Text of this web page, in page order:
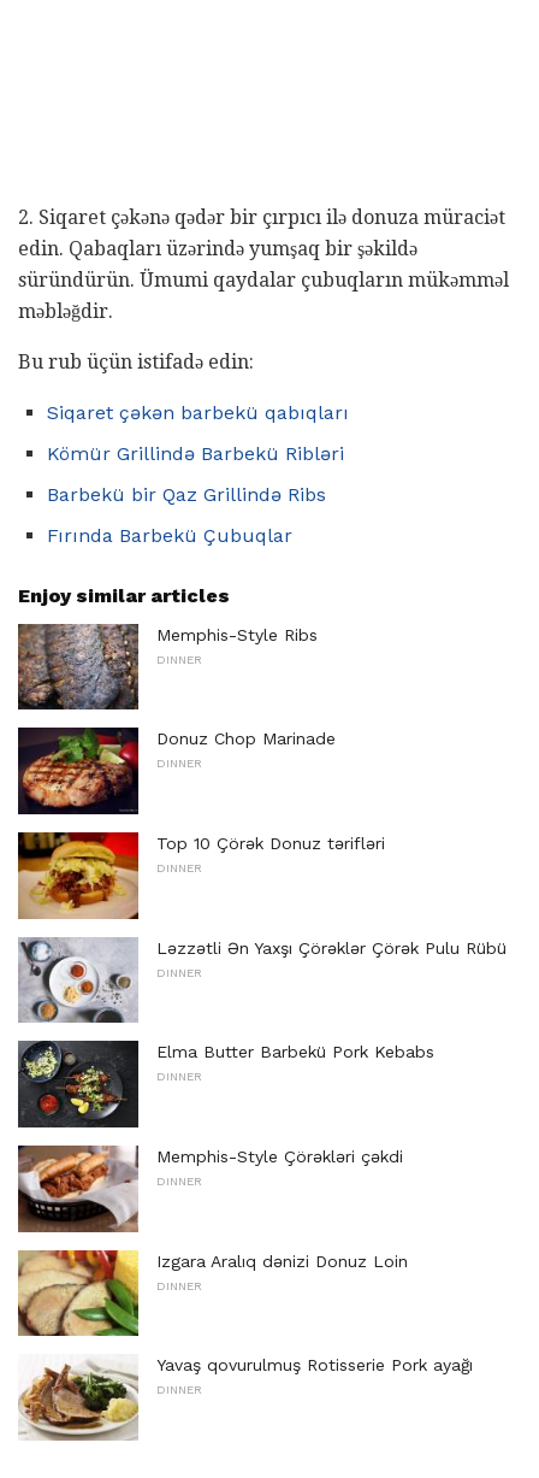
2. Siqaret çəkənə qədər bir çırpıcı ilə donuza müraciət
edin. Qabaqları üzərində yumşaq bir şəkildə
süründürün. Ümumi qaydalar çubuqların mükəmməl
məbləğdir.
Bu rub üçün istifadə edin:
Siqaret çəkən barbekü qabıqları
Kömür Grillində Barbekü Ribləri
Barbekü bir Qaz Grillində Ribs
Fırında Barbekü Çubuqlar
Enjoy similar articles
Memphis-Style Ribs
DINNER
Donuz Chop Marinade
DINNER
Top 10 Çörək Donuz tərifləri
DINNER
Ləzzətli Ən Yaxşı Çörəklər Çörək Pulu Rübü
DINNER
Elma Butter Barbekü Pork Kebabs
DINNER
Memphis-Style Çörəkləri çəkdi
DINNER
Izgara Aralıq dənizi Donuz Loin
DINNER
Yavaş qovurulmuş Rotisserie Pork ayağı
DINNER